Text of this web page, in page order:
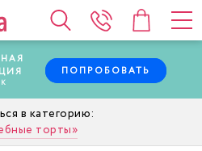
ПОПРОБОВАТЬ
торты